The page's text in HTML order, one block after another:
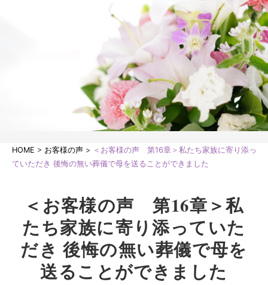
HOME > お客様の声 > ＜お客様の声 第16章＞私たち家族に寄り添っ
ていただき 後悔の無い葬儀で母を送ることができました
＜お客様の声 第16章＞私
たち家族に寄り添っていた
だき 後悔の無い葬儀で母を
送ることができました